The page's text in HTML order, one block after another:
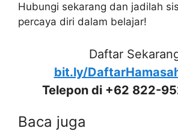
Hubungi sekarang dan jadilah
percaya diri dalam belajar!
Daftar
bit.ly/
Telepon di +62 822-
Baca juga